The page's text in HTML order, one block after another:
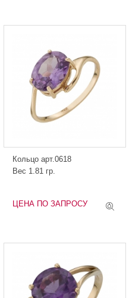
Кольцо арт.0618
Вес 1.81 гр.
ЦЕНА ПО ЗАПРОСУ